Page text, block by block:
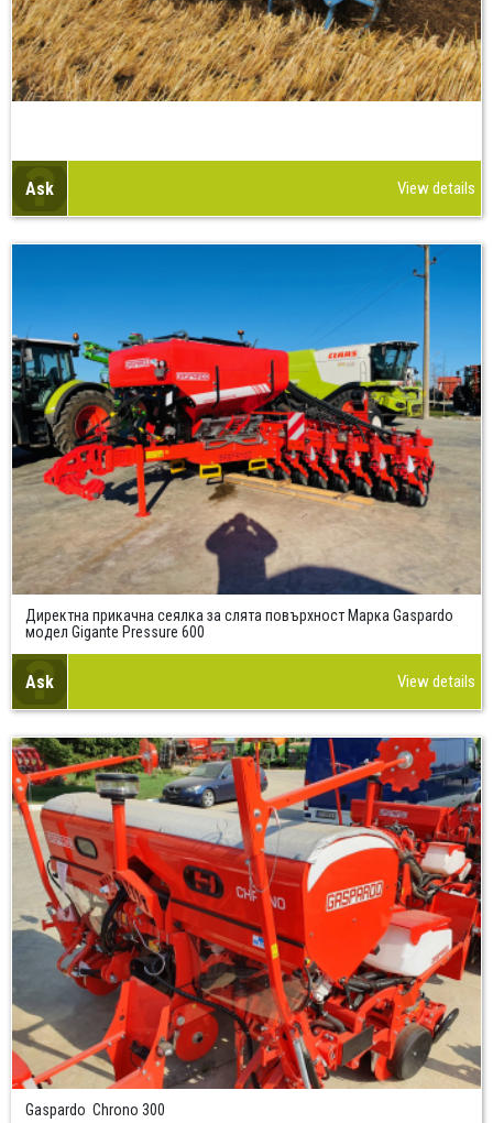
Ask View details
Директна прикачна сеялка за слята повърхност Марка Gaspardo
модел Gigante Pressure 600
Ask View details
Gaspardo Chrono 300